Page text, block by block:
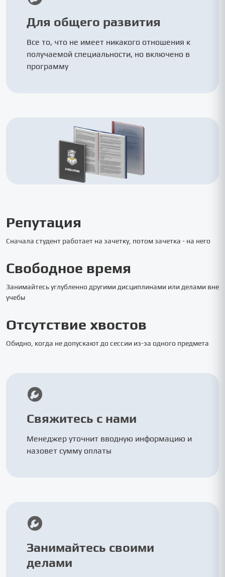
Для общего развития
Все то, что не имеет никакого отношения к
получаемой специальности, но включено в
программу
Репутация
Сначала студент работает на зачетку, потом зачетка - на него
Свободное время
Занимайтесь углубленно другими дисциплинами или делами вне
учебы
Отсутствие хвостов
Обидно, когда не допускают до сессии из-за одного предмета
Свяжитесь с нами
Менеджер уточнит вводную информацию и
назовет сумму оплаты
Занимайтесь своими
делами